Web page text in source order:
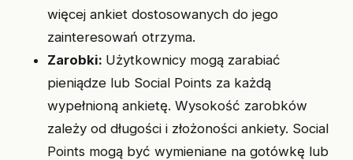
więcej ankiet dostosowanych do jego
zainteresowań otrzyma.
Zarobki: Użytkownicy mogą zarabiać
pieniądze lub Social Points za każdą
wypełnioną ankietę. Wysokość zarobków
zależy od długości i złożoności ankiety. Social
Points mogą być wymieniane na gotówkę lub